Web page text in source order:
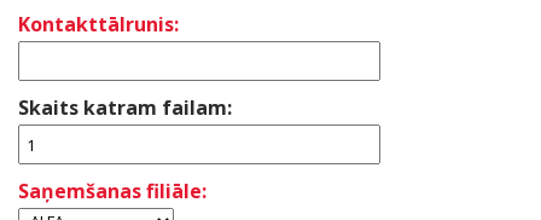
Kontakttālrunis:
Skaits katram failam:
Saņemšanas filiāle: